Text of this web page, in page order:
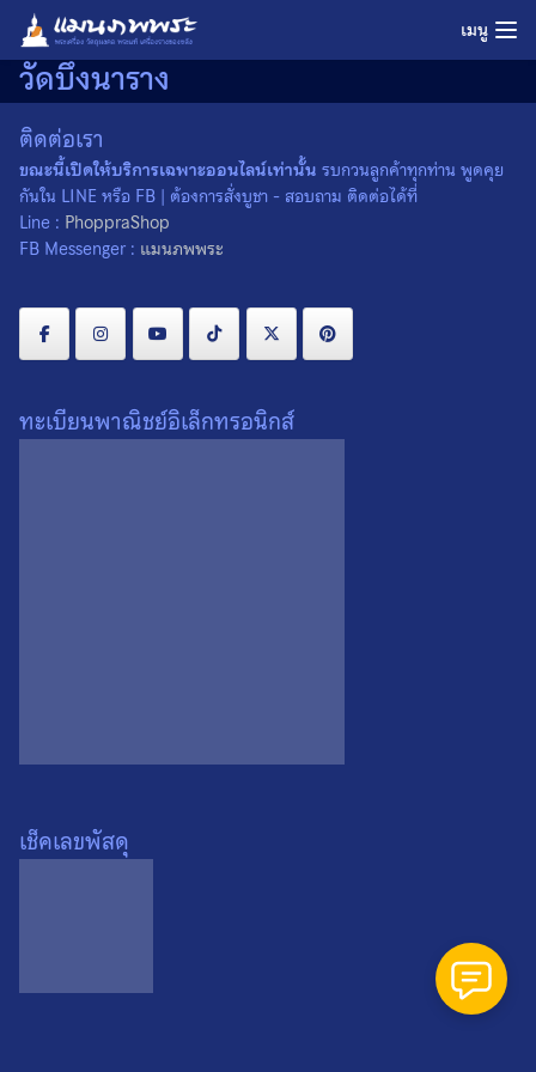
Skip
content
เมนู
วัดบึงนาราง
เหรียญขวัญถุง หลวงพ่อสุโข
วัดบึงนาราง จ.พิจิตร ปี 2540
ติดต่อเรา
ขณะนี้เปิดให้บริการเฉพาะออนไลน์เท่านั้น รบกวนลูกค้าทุกท่าน พูดคุย
กันใน LINE หรือ FB | ต้องการสั่งบูชา - สอบถาม ติดต่อได้ที่
Line : PhoppraShop
FB Messenger : แมนภพพระ
ทะเบียนพาณิชย์อิเล็กทรอนิกส์
เช็คเลขพัสดุ